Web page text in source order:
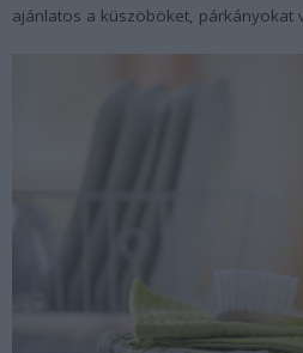
ajánlatos a küszöböket, párkányokat